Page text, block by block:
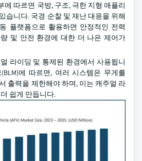
에 따르면 국방, 구조, 극한 지형 애플리
습니다. 국경 순찰 및 재난 대응을 위해
플랫폼으로 활용하면 안정적인 전력
및 안전 환경에 대한 더 나은 제어가
라이딩 및 통제된 환경에서 사용됩니
에 따르면, 여러 시스템은 무게를
출력을 제한해야 하며, 이는 캐주얼 라
쉽게 만듭니다.